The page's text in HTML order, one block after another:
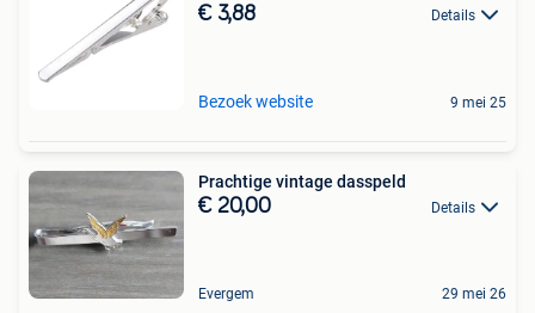
€ 3,88 Details
Bezoek website 9 mei 25
Prachtige vintage dasspeld
€ 20,00 Details
Evergem 29 mei 26